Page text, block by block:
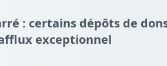
: certains dépôts de
exceptionnel